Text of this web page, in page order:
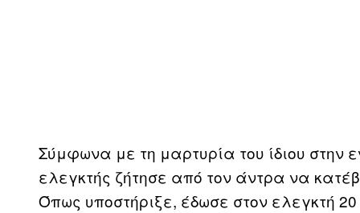
Σύμφωνα με τη μαρτυρία του ίδιου στην
ελεγκτής ζήτησε από τον άντρα να
Όπως υποστήριξε, έδωσε στον ελεγκτή